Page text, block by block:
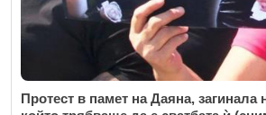
Протест в памет на Даяна, загинала